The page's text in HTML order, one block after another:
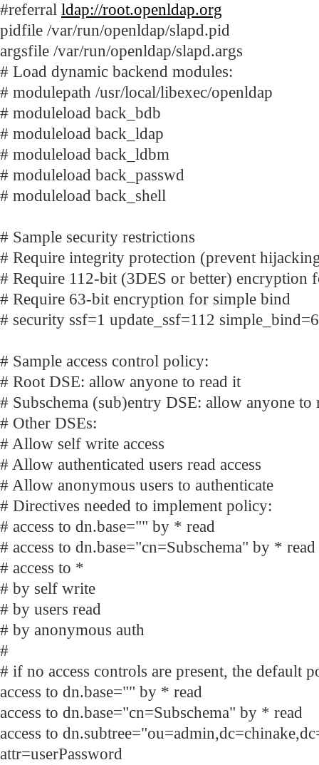
#referral ldap://root.openldap.org
pidfile /var/run/openldap/slapd.pid
argsfile /var/run/openldap/slapd.args
# Load dynamic backend modules:
# modulepath /usr/local/libexec/openldap
# moduleload back_bdb
# moduleload back_ldap
# moduleload back_ldbm
# moduleload back_passwd
# moduleload back_shell
# Sample security restrictions
# Require integrity protection (prevent
# Require 112-bit (3DES or better) encryption
# Require 63-bit encryption for simple bind
# security ssf=1 update_ssf=112
# Sample access control policy:
# Root DSE: allow anyone to read it
# Subschema (sub)entry DSE: allow anyone to
# Other DSEs:
# Allow self write access
# Allow authenticated users read access
# Allow anonymous users to authenticate
# Directives needed to implement policy:
# access to dn.base="" by * read
# access to dn.base="cn=Subschema" by * read
# access to *
# by self write
# by users read
# by anonymous auth
#
# if no access controls are present, the default
access to dn.base="" by * read
access to dn.base="cn=Subschema" by * read
access to
attr=userPassword